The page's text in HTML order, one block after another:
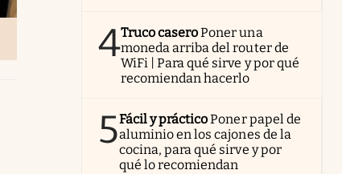
4Truco caseroPoner una
moneda arriba del router de
WiFi | Para qué sirve y por qué
recomiendan hacerlo
5Fácil y prácticoPoner papel de
aluminio en los cajones de la
cocina, para qué sirve y por
qué lo recomiendan